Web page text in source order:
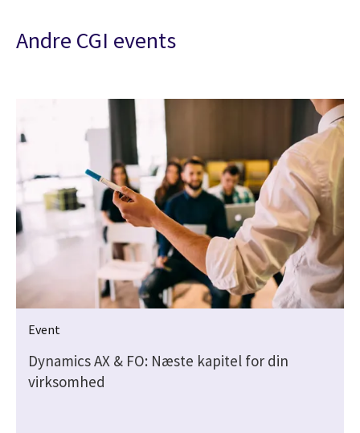
Andre CGI events
Event
Dynamics AX & FO: Næste kapitel for din
virksomhed